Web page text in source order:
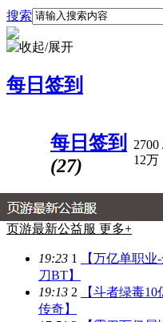
搜索
每日签到
每日签到
(27)
2700
12万
页游最新公益服 更多+
19:23 1
【万亿单职
刀BT】
19:13 2
【斗者绿毒
传奇】